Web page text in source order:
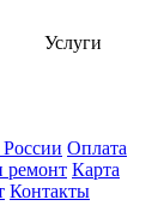
Услуги
Оплата
ремонт Карта
Контакты